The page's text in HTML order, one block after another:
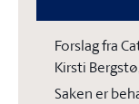
Forslag fra
Kirsti
Saken er